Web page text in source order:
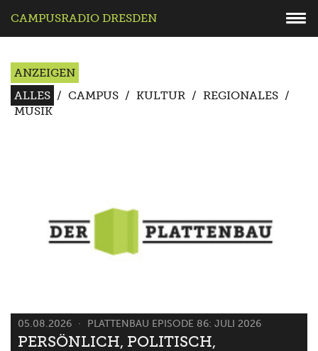
CAMPUSRADIO DRESDEN
ANZEIGEN
ALLES / CAMPUS / KULTUR / REGIONALES /
MUSIK
05.08.2026 PLATTENBAU EPISODE 86: JULI 2026
PERSÖNLICH, POLITISCH,